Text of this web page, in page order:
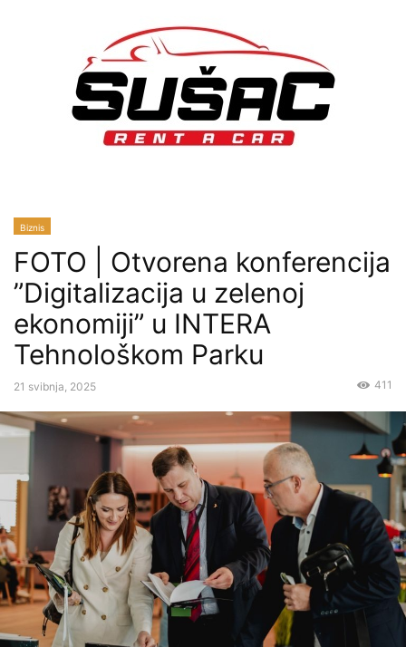
Biznis
FOTO | Otvorena konferencija
”Digitalizacija u zelenoj
ekonomiji” u INTERA
Tehnološkom Parku
21 svibnja, 2025 411